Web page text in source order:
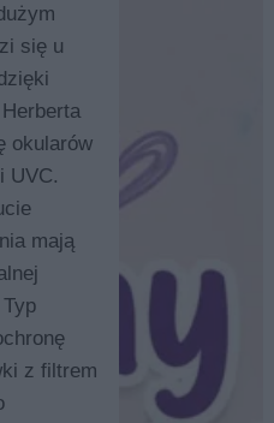
się u
okularów
UVC.
mają
z filtrem